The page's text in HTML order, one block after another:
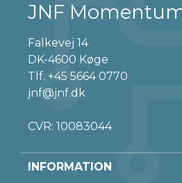
JNF
Falkevej 14
DK-4600 Køge
Tlf. +45 5664 0770
jnf@jnf.dk
CVR: 10083044
INFORMATION